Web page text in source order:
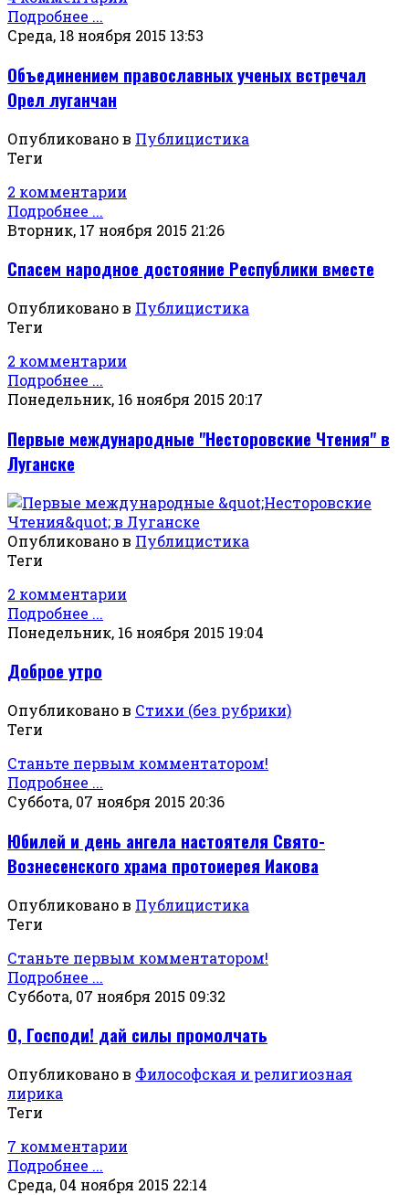
Подробнее ...
Среда, 18 ноября 2015 13:53
Объединением православных ученых встречал
Орел луганчан
Опубликовано в Публицистика
Теги
2 комментарии
Подробнее ...
Вторник, 17 ноября 2015 21:26
Спасем народное достояние Республики вместе
Опубликовано в Публицистика
Теги
2 комментарии
Подробнее ...
Понедельник, 16 ноября 2015 20:17
Первые международные "Несторовские Чтения" в
Луганске
Опубликовано в Публицистика
Теги
2 комментарии
Подробнее ...
Понедельник, 16 ноября 2015 19:04
Доброе утро
Опубликовано в Стихи (без рубрики)
Теги
Станьте первым комментатором!
Подробнее ...
Суббота, 07 ноября 2015 20:36
Юбилей и день ангела настоятеля Свято-
Вознесенского храма протоиерея Иакова
Опубликовано в Публицистика
Теги
Станьте первым комментатором!
Подробнее ...
Суббота, 07 ноября 2015 09:32
О, Господи! дай силы промолчать
Опубликовано в Философская и религиозная
лирика
Теги
7 комментарии
Подробнее ...
Среда, 04 ноября 2015 22:14